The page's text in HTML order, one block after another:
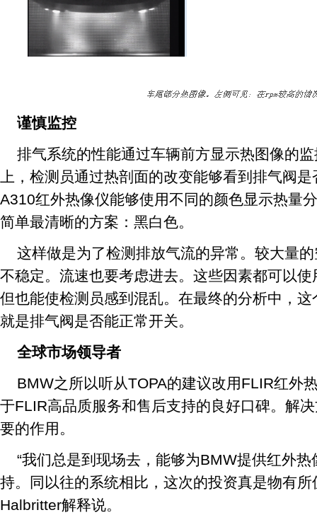
谨慎监控
排气系统的性能通过车辆前方显示热图像的
上，检测员通过热剖面的改变能够看到排气阀
A310红外热像仪能够使用不同的颜色显示热量
简单最清晰的方案：黑白色。
这样做是为了检测排放气流的异常。较大量
不稳定。流速也要考虑进去。这些因素都可以
但也能使检测员感到混乱。在最终的分析中，
就是排气阀是否能正常开关。
全球市场领导者
BMW之所以听从TOPA的建议改用FLIR红外
于FLIR高品质服务和售后支持的良好口碑。解
要的作用。
“我们总是到现场去，能够为BMW提供红外
持。同以往的系统相比，这次的投资真是物有所
Halbritter解释说。